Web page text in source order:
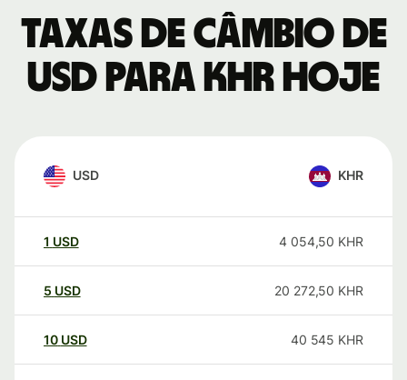
Taxas de câmbio de
USD para KHR hoje
USD KHR
1 USD 4 054,50 KHR
5 USD 20 272,50 KHR
10 USD 40 545 KHR